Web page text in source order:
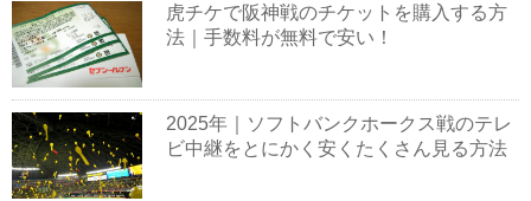
虎チケで阪神戦のチケットを購入する方
法｜手数料が無料で安い！
2025年｜ソフトバンクホークス戦のテレ
ビ中継をとにかく安くたくさん見る方法